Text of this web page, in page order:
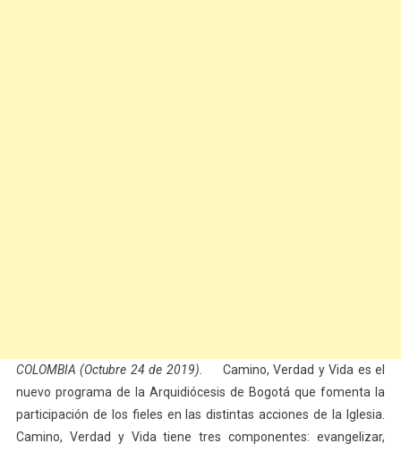
COLOMBIA (Octubre 24 de 2019). Camino, Verdad y Vida es el
nuevo programa de la Arquidiócesis de Bogotá que fomenta la
participación de los fieles en las distintas acciones de la Iglesia.
Camino, Verdad y Vida tiene tres componentes: evangelizar,